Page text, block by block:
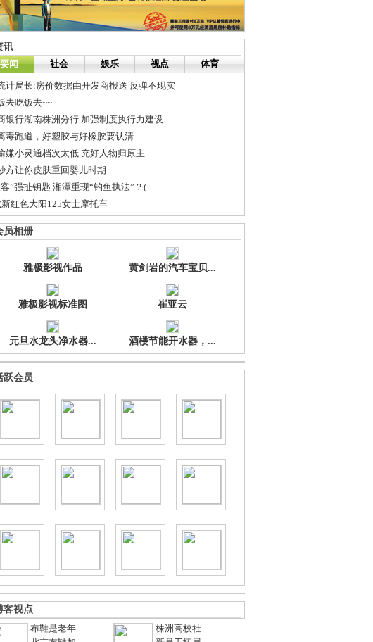
讯
要闻
社会 娱乐 视点 体育
计局长:房价数据由开发商报送 反弹不现实
去吃饭去~~
银行湖南株洲分行 加强制度执行力建设
毒跑道，好塑胶与好橡胶要认清
嫌小灵通档次太低 充好人物归原主
方让你皮肤重回婴儿时期
”强扯钥匙 湘潭重现“钓鱼执法”？(
红色大阳125女士摩托车
妙尼熊童装加盟服务好 给加盟商贴心扶持 专业培训！
看流星雨·2009
员相册
雅极影视作品 黄剑岩的汽车宝贝...
雅极影视标准图 崔亚云
元旦水龙头净水器... 酒楼节能开水器，...
跃会员
客视点
布鞋是老年...
株洲高校社...